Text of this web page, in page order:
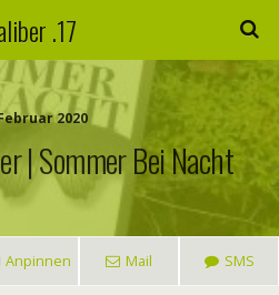
.17
2020
| Sommer Bei Nacht
Anpinnen Mail SMS